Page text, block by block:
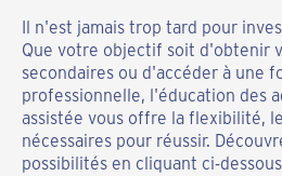
Il n'est jamais trop tard pour
Que votre objectif soit d'obtenir
secondaires ou d'accéder à une
professionnelle, l'éducation des
assistée vous offre la flexibilité,
nécessaires pour réussir.
possibilités en cliquant ci-